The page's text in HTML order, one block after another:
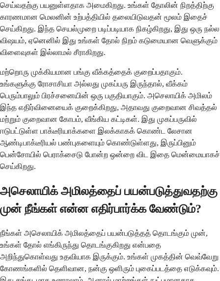
செய்வதற்கு பயனுள்ளதாக அமைகிறது. உங்கள் தோலின் நிறத்திற்கு
காரணமான மெலனின் உற்பத்தியில் தலையிடுவதன் மூலம் இதைச்
செய்கிறது. இந்த செயல்முறை படிப்படியாக நிகழ்கிறது, இது ஒரு நல்ல
விஷயம், ஏனெனில் இது உங்கள் தோல் நிறம் கடுமையான வெளுக்கும்
விளைவுகள் இல்லாமல் சீராகிறது.
மற்றொரு முக்கியமான பங்கு வீக்கத்தைக் குறைப்பதாகும்.
உங்களுக்கு ரோசாசியா அல்லது முகப்பரு இருந்தால், வீக்கம்
பெரும்பாலும் பிரச்சனையின் ஒரு பகுதியாகும். அசெலாயிக் அமிலம்
இந்த எதிர்வினையைக் குறைக்கிறது, அதாவது குறைவான சிவத்தல்
மற்றும் குறைவான கோபம், வீங்கிய கட்டிகள். இது முகப்பருவில்
ஈடுபட்டுள்ள பாக்டீரியாக்களை இலக்காகக் கொண்ட லேசான
ஆண்டிபாக்டீரியல் பண்புகளையும் கொண்டுள்ளது, இருப்பினும்
பென்சோயில் பெராக்சைடு போன்ற ஒன்றை விட இதை மென்மையாகச்
செய்கிறது.
அசெலாயிக் அமிலத்தைப் பயன்படுத்துவதற்கு
முன் நீங்கள் என்ன எதிர்பார்க்க வேண்டும்?
நீங்கள் அசெலாயிக் அமிலத்தைப் பயன்படுத்தத் தொடங்கும் முன்,
உங்கள் தோல் எங்கிருந்து தொடங்குகிறது என்பதை
அறிந்துகொள்வது உதவியாக இருக்கும். உங்கள் முகத்தின் வெவ்வேறு
கோணங்களில் தெளிவான, நன்கு ஒளிரும் புகைப்படத்தை எடுக்கவும்.